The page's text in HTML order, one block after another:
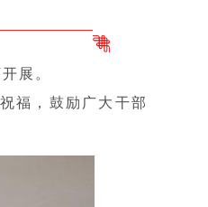
展。
福，鼓励广大干部